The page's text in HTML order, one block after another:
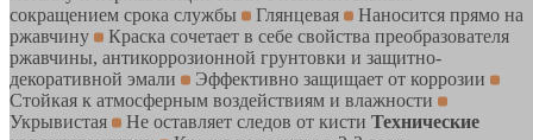
сокращением срока службы
Глянцевая
Наносится прямо на
ржавчину
Краска сочетает в себе свойства преобразователя
ржавчины, антикоррозионной грунтовки и защитно-
декоративной эмали
Эффективно защищает от коррозии
Стойкая к атмосферным воздействиям и влажности
Укрывистая
Не оставляет следов от кисти Технические